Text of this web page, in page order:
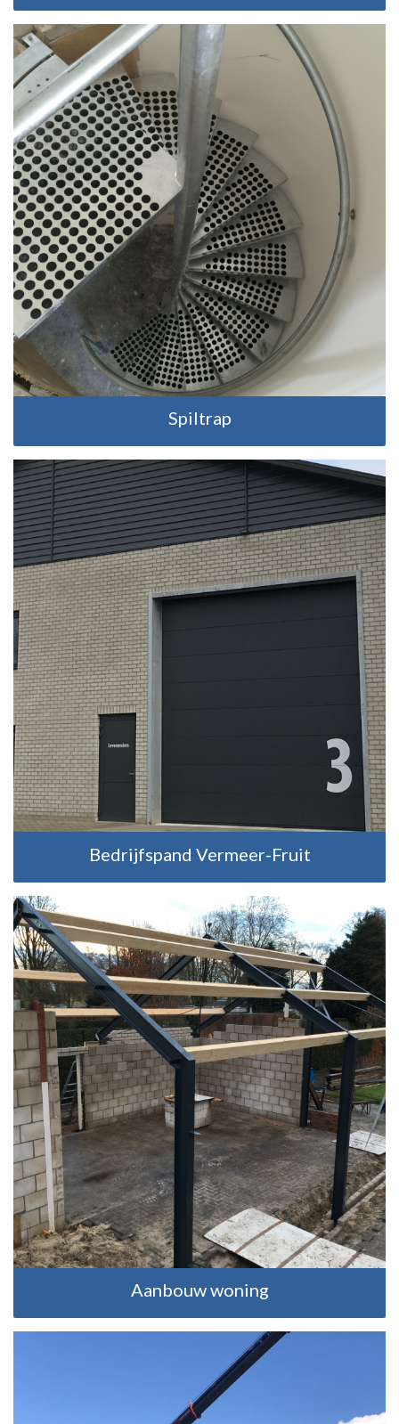
Spiltrap
Bedrijfspand Vermeer-Fruit
Aanbouw woning